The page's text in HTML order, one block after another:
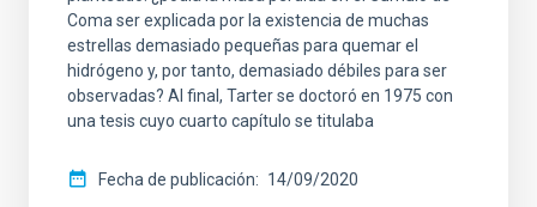
Coma ser explicada por la existencia de muchas
estrellas demasiado pequeñas para quemar el
hidrógeno y, por tanto, demasiado débiles para ser
observadas? Al final, Tarter se doctoró en 1975 con
una tesis cuyo cuarto capítulo se titulaba
Fecha de publicación 14/09/2020